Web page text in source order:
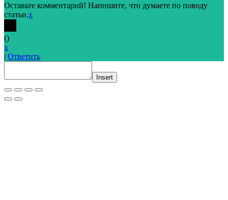
Оставьте комментарий! Напишите, что думаете по поводу
статьи.x
()
x
| Ответить
Insert